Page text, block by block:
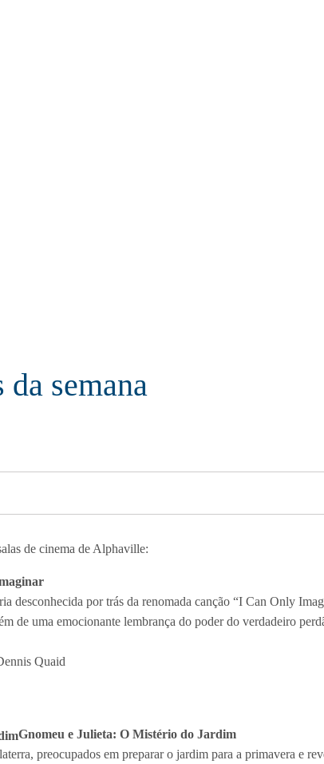
semana
de cinema de Alphaville:
desconhecida por trás da renomada canção “I Can Only
de uma emocionante lembrança do poder do verdadeiro
Quaid
Gnomeu e Julieta: O Mistério do Jardim
preocupados em preparar o jardim para a primavera e